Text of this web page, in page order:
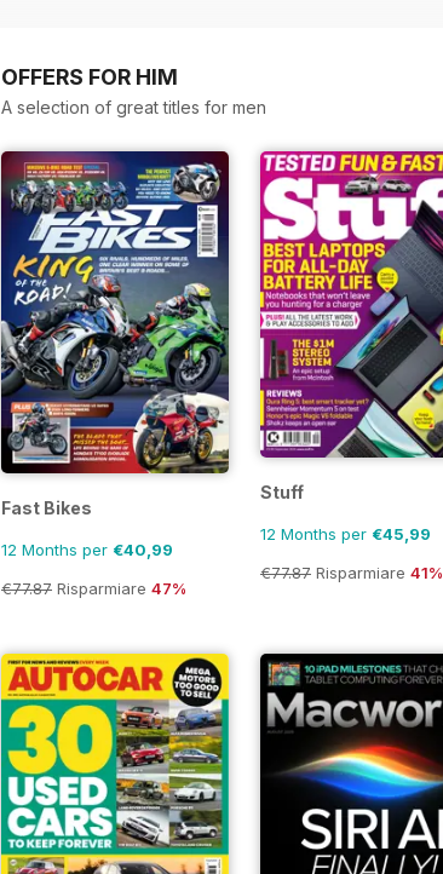
OFFERS FOR HIM
A selection of great titles for men
Fast Bikes
12 Months per €40,99
€77.87 Risparmiare 47%
Stuff
12 Months per €45,99
€77.87 Risparmiare 41%